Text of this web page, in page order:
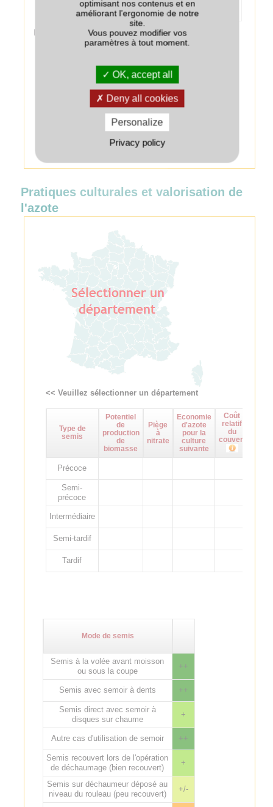
fait au détriment
du colza.
Légende :
Très bien adapté
Bien adapté
Adapté
Peu adapté
Très peu adapté
Pratiques culturales et valorisation de
l'azote
<< Veuillez sélectionner un département
Type de
semis
Potentiel
de
production
de
biomasse
Piège
à
nitrate
Economie
d'azote
pour la
culture
suivante
Coût
relatif
du
couvert
Précoce
Semi-
précoce
Intermédiaire
Semi-tardif
Tardif
Mode de semis
Semis à la volée avant moisson
ou sous la coupe
++
Semis avec semoir à dents ++
Semis direct avec semoir à
disques sur chaume
+
Autre cas d'utilisation de semoir ++
Semis recouvert lors de l'opération
de déchaumage (bien recouvert)
+
Semis sur déchaumeur déposé au
niveau du rouleau (peu recouvert)
+/-
optimisant nos contenus et en
améliorant l’ergonomie de notre
site.
Vous pouvez modifier vos
paramètres à tout moment.
OK, accept all
Deny all cookies
Personalize
Privacy policy